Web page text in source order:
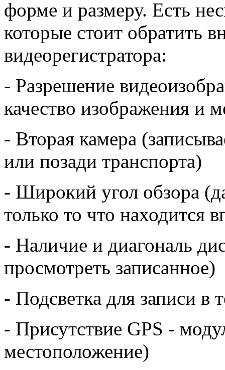
форме и размеру. Есть
которые стоит обратить
видеорегистратора:
- Разрешение
качество изображения и
- Вторая камера
или позади транспорта)
- Широкий угол обзора
только то что находится
- Наличие и диагональ
просмотреть записанное)
- Подсветка для записи в
- Присутствие GPS -
местоположение)